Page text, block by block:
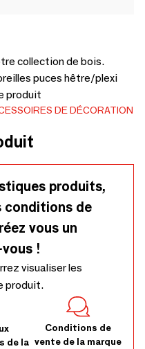
collection de bois.
puces hêtre/plexi
produit
DE DÉCORATION
produits,
conditions de
vous un
!
visualiser les
produit.
de la
Conditions de
vente de la marque